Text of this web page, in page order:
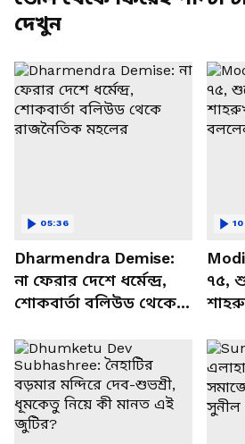
দেখুন
Dharmendra Demise:
না ফেরার দেশে ধর্মেন্দ্র,
শোকবার্তা বলিউড থেকে
05:36
৭৫,